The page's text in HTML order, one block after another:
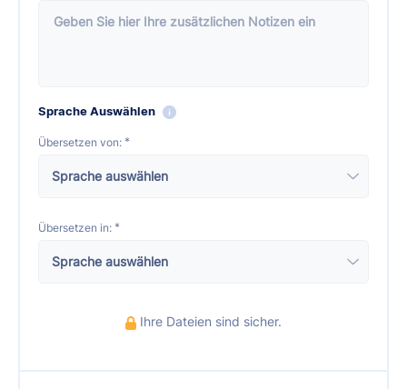
Sprache Auswählen
Übersetzen von: *
Übersetzen in: *
Ihre Dateien sind sicher.